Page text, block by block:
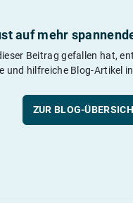
auf mehr
Beitrag gefallen hat,
und hilfreiche Blog-Artikel
ZUR BLOG-